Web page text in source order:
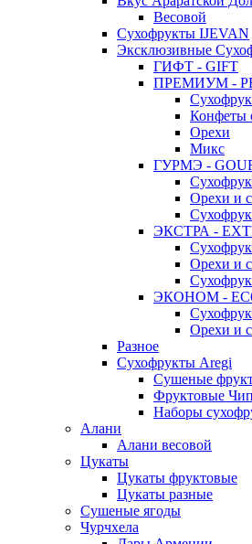
Весовой
Сухофрукты IJEVAN
Эксклюзивные
ГИФТ - GIFT
ПРЕМИУМ -
Конфеты
Орехи
Микс
ГУРМЭ -
Орехи и
ЭКСТРА -
Орехи и
ЭКОНОМ -
Орехи и
Разное
Сухофрукты Aregi
Сушеные
Фруктовые
Наборы
Алани
Алани весовой
Цукаты
Цукаты фруктовые
Цукаты разные
Сушеные ягоды
Чурчхела